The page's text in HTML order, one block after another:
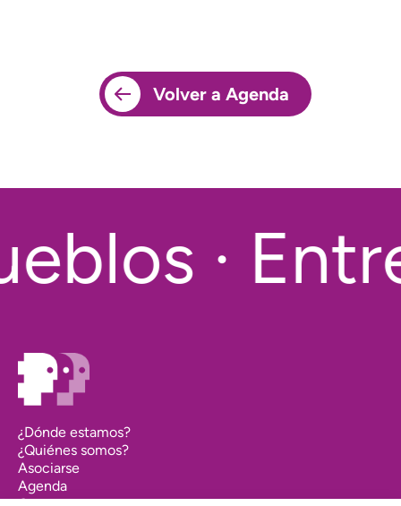
Volver a Agenda
·
¿Dónde estamos?
¿Quiénes somos?
Asociarse
Agenda